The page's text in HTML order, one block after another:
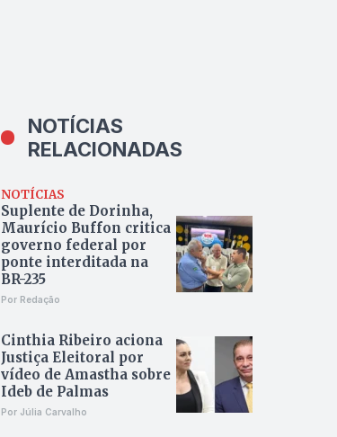
NOTÍCIAS
RELACIONADAS
NOTÍCIAS
Suplente de Dorinha,
Maurício Buffon critica
governo federal por
ponte interditada na
BR-235
Por Redação
Cinthia Ribeiro aciona
Justiça Eleitoral por
vídeo de Amastha sobre
Ideb de Palmas
Por Júlia Carvalho